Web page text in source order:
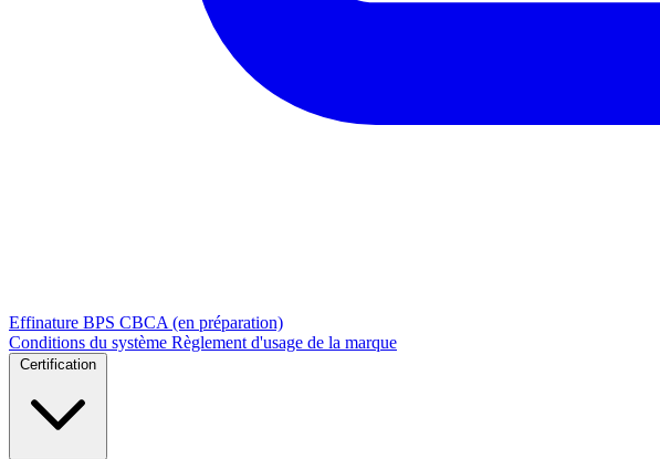
Effinature BPS CBCA (en préparation)
Conditions du système Règlement d'usage de la marque
Certification